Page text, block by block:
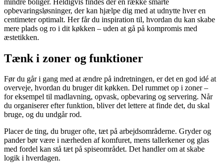
opbevaringsløsninger, der kan hjælpe dig med at udnytte hver en
centimeter optimalt. Her får du inspiration til, hvordan du kan skabe
mere plads og ro i dit køkken – uden at gå på kompromis med
æstetikken.
Tænk i zoner og funktioner
Før du går i gang med at ændre på indretningen, er det en god idé at
overveje, hvordan du bruger dit køkken. Del rummet op i zoner –
for eksempel til madlavning, opvask, opbevaring og servering. Når
du organiserer efter funktion, bliver det lettere at finde det, du skal
bruge, og du undgår rod.
Placer de ting, du bruger ofte, tæt på arbejdsområderne. Gryder og
pander bør være i nærheden af komfuret, mens tallerkener og glas
med fordel kan stå tæt på spiseområdet. Det handler om at skabe
logik i hverdagen.